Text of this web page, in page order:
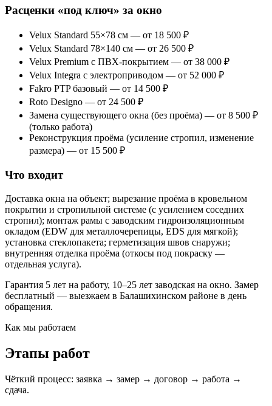
Расценки «под ключ» за окно
Velux Standard 55×78 см — от 18 500 ₽
Velux Standard 78×140 см — от 26 500 ₽
Velux Premium с ПВХ-покрытием — от 38 000 ₽
Velux Integra с электроприводом — от 52 000 ₽
Fakro PTP базовый — от 14 500 ₽
Roto Designo — от 24 500 ₽
Замена существующего окна (без проёма) — от 8 500 ₽
(только работа)
Реконструкция проёма (усиление стропил, изменение
размера) — от 15 500 ₽
Что входит
Доставка окна на объект; вырезание проёма в кровельном
покрытии и стропильной системе (с усилением соседних
стропил); монтаж рамы с заводским гидроизоляционным
окладом (EDW для металлочерепицы, EDS для мягкой);
установка стеклопакета; герметизация швов снаружи;
внутренняя отделка проёма (откосы под покраску —
отдельная услуга).
Гарантия 5 лет на работу, 10–25 лет заводская на окно. Замер
бесплатный — выезжаем в Балашихинском районе в день
обращения.
Как мы работаем
Этапы работ
Чёткий процесс: заявка → замер → договор → работа →
сдача.